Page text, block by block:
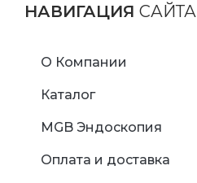
НАВИГАЦИЯ САЙТА
О Компании
Каталог
MGB Эндоскопия
Оплата и доставка